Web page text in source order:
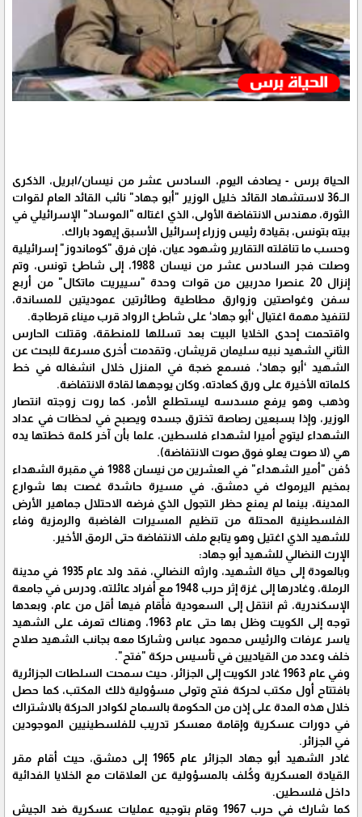
الحياة برس - يصادف اليوم، السادس عشر من نيسان/ابريل، الذكرى
الــ36 لاستشهاد القائد خليل الوزير "أبو جهاد" نائب القائد العام لقوات
الثورة، مهندس الانتفاضة الأولى، الذي اغتاله "الموساد" الإسرائيلي في
بيته بتونس، بقيادة رئيس وزراء إسرائيل الأسبق إيهود باراك.
وحسب ما تناقلته التقارير وشهود عيان، فإن فرق "كوماندوز" إسرائيلية
وصلت فجر السادس عشر من نيسان 1988، إلى شاطئ تونس، وتم
إنزال 20 عنصرا مدربين من قوات وحدة "سييريت ماتكال" من أربع
سفن وغواصتين وزوارق مطاطية وطائرتين عموديتين للمساندة،
لتنفيذ مهمة اغتيال ‘أبو جهاد‘ على شاطئ الرواد قرب ميناء قرطاجة.
واقتحمت إحدى الخلايا البيت بعد تسللها للمنطقة، وقتلت الحارس
الثاني الشهيد نبيه سليمان قريشان، وتقدمت أخرى مسرعة للبحث عن
الشهيد ‘أبو جهاد‘، فسمع ضجة في المنزل خلال انشغاله في خط
كلماته الأخيرة على ورق كعادته، وكان يوجهها لقادة الانتفاضة.
وذهب وهو يرفع مسدسه ليستطلع الأمر، كما روت زوجته انتصار
الوزير، وإذا بسبعين رصاصة تخترق جسده ويصبح في لحظات في عداد
الشهداء ليتوج أميرا لشهداء فلسطين، علما بأن آخر كلمة خطتها يده
هي (لا صوت يعلو فوق صوت الانتفاضة).
دُفن "أمير الشهداء" في العشرين من نيسان 1988 في مقبرة الشهداء
بمخيم اليرموك في دمشق، في مسيرة حاشدة غصت بها شوارع
المدينة، بينما لم يمنع حظر التجول الذي فرضه الاحتلال جماهير الأرض
الفلسطينية المحتلة من تنظيم المسيرات الغاضبة والرمزية وفاء
للشهيد الذي اغتيل وهو يتابع ملف الانتفاضة حتى الرمق الأخير.
الإرث النضالي للشهيد أبو جهاد:
وبالعودة إلى حياة الشهيد، وارثه النضالي، فقد ولد عام 1935 في مدينة
الرملة، وغادرها إلى غزة إثر حرب 1948 مع أفراد عائلته، ودرس في جامعة
الإسكندرية، ثم انتقل إلى السعودية فأقام فيها أقل من عام، وبعدها
توجه إلى الكويت وظل بها حتى عام 1963، وهناك تعرف على الشهيد
ياسر عرفات والرئيس محمود عباس وشاركا معه بجانب الشهيد صلاح
خلف وعدد من القياديين في تأسيس حركة "فتح".
وفي عام 1963 غادر الكويت إلى الجزائر، حيث سمحت السلطات الجزائرية
بافتتاح أول مكتب لحركة فتح وتولى مسؤولية ذلك المكتب، كما حصل
خلال هذه المدة على إذن من الحكومة بالسماح لكوادر الحركة بالاشتراك
في دورات عسكرية وإقامة معسكر تدريب للفلسطينيين الموجودين
في الجزائر.
غادر الشهيد أبو جهاد الجزائر عام 1965 إلى دمشق، حيث أقام مقر
القيادة العسكرية وكُلف بالمسؤولية عن العلاقات مع الخلايا الفدائية
داخل فلسطين.
كما شارك في حرب 1967 وقام بتوجيه عمليات عسكرية ضد الجيش